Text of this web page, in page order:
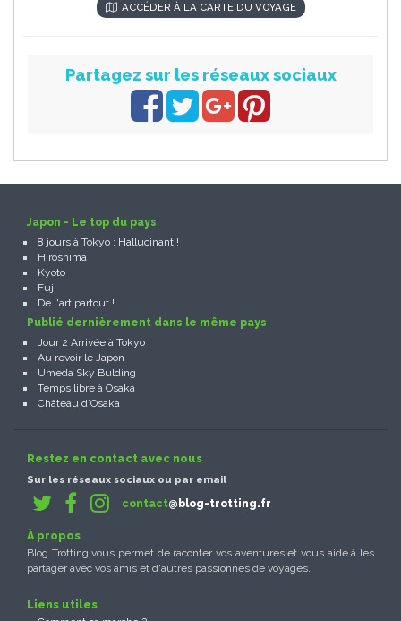
ACCÉDER À LA CARTE DU VOYAGE
Partagez sur les réseaux sociaux
Japon - Le top du pays
8 jours à Tokyo : Hallucinant !
Hiroshima
Kyoto
Fuji
De l'art partout !
Publié dernièrement dans le même pays
Jour 2 Arrivée à Tokyo
Au revoir le Japon
Umeda Sky Bulding
Temps libre à Osaka
Château d’Osaka
Restez en contact avec nous
Sur les réseaux sociaux ou par email
contact@blog-trotting.fr
À propos
Blog Trotting vous permet de raconter vos aventures et vous aide à les
partager avec vos amis et d'autres passionnés de voyages.
Liens utiles